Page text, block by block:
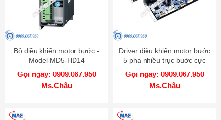
Bộ điều khiển motor bước -
Model MD5-HD14
Gọi ngay: 0909.067.950
Ms.Châu
Driver điều khiển motor bước
5 pha nhiều trục bước cực
nhỏ - Model MD5-HD14-2X-
3X
Gọi ngay: 0909.067.950
Ms.Châu